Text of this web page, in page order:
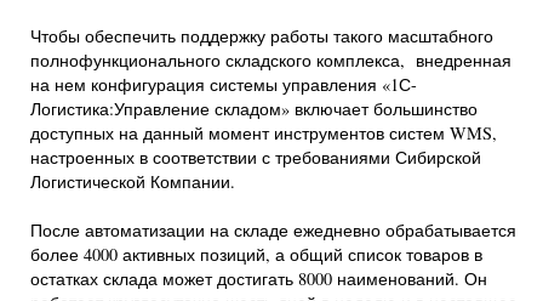
Чтобы обеспечить поддержку работы такого масштабного
полнофункционального складского комплекса, внедренная
на нем конфигурация системы управления «1С-
Логистика:Управление складом» включает большинство
доступных на данный момент инструментов систем WMS,
настроенных в соответствии с требованиями Сибирской
Логистической Компании.
После автоматизации на складе ежедневно обрабатывается
более 4000 активных позиций, а общий список товаров в
остатках склада может достигать 8000 наименований. Он